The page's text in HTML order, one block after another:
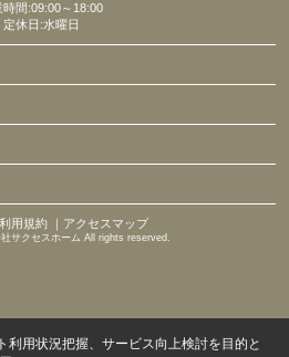
時間:09:00～18:00
定休日:水曜日
利用規約｜ アクセスマップ
サクセスホーム All rights reserved.
利用状況把握、サービス向上検討を目的と